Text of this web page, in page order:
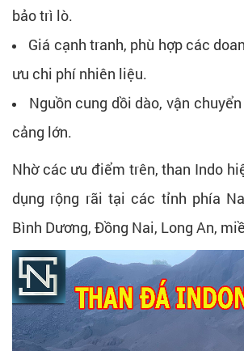
bảo trì lò.
Giá cạnh tranh, phù hợp các
ưu chi phí nhiên liệu.
Nguồn cung dồi dào, vận
cảng lớn.
Nhờ các ưu điểm trên, than Indo
dụng rộng rãi tại các tỉnh phía
Bình Dương, Đồng Nai, Long An,